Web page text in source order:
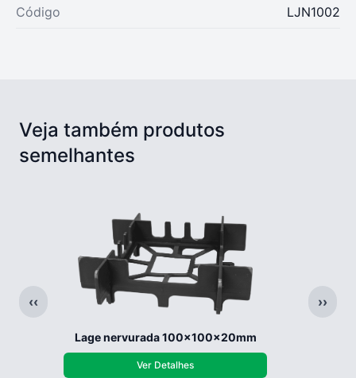
Código LJN1002
Veja também produtos
semelhantes
‹‹ ››
Lage nervurada 100x100x20mm
Ver Detalhes